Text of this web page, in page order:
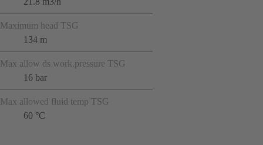
Maximum head TSG
134 m
Max allow ds work.pressure TSG
16 bar
Max allowed fluid temp TSG
60 °C